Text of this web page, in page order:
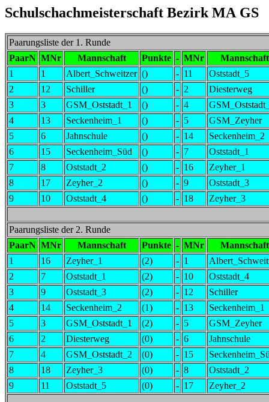
Schulschachmeisterschaft Bezirk MA GS
Paarungsliste der 1. Runde
PaarN MNr Mannschaft Punkte - MNr
Mannschaft
1
1 Albert_Schweitzer () - 11
Oststadt_5
2
12 Schiller () - 2
Diesterweg
3
3 GSM_Oststadt_1 () - 4
4
13 Seckenheim_1 () - 5
GSM_Zeyher
5
6 Jahnschule () - 14
Seckenheim_2
6
15 Seckenheim_Süd () - 7
Oststadt_1
7
8 Oststadt_2 () - 16
Zeyher_1
8
17 Zeyher_2 () - 9
Oststadt_3
9
10 Oststadt_4 () - 18 Zeyher_3
Paarungsliste der 2. Runde
PaarN MNr Mannschaft Punkte - MNr
Mannschaft
1
16 Zeyher_1 (2) - 1
2
7 Oststadt_1 (2) - 10
Oststadt_4
3
9 Oststadt_3 (2) - 12
Schiller
4
14 Seckenheim_2 (1) - 13
Seckenheim_1
5
3 GSM_Oststadt_1 (2) - 5
GSM_Zeyher
6
2 Diesterweg (0) - 6
Jahnschule
7
4 GSM_Oststadt_2 (0) - 15
8
18 Zeyher_3 (0) - 8
Oststadt_2
9
11 Oststadt_5 (0) - 17 Zeyher_2